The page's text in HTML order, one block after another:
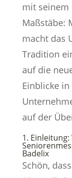
mit seinem
Maßstäbe:
macht das
Tradition
auf die
Einblicke
auf der
1.
Badelix
Schön,